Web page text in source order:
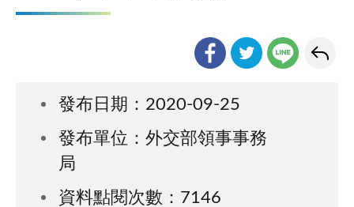
發布日期：2020-09-25
發布單位：外交部領事事務
局
資料點閱次數：7146